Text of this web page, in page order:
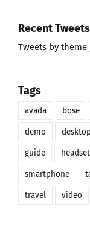
Recent Tweets
Tweets by
Tags
avada bose
demo
guide headset
smartphone
travel video